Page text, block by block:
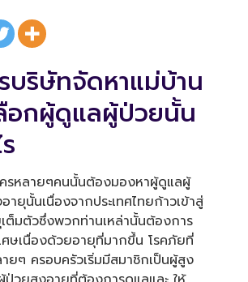
บริษัทจัดหาแม่บ้าน
อกผู้ดูแลผู้ป่วยนั้น
ครหลายๆคนนั้นต้องมองหาผู้ดูแลผู้
ยุนั้นเนื่องจากประเทศไทยก้าวเข้าสู่
ต็มตัวซึ่งพวกท่านเหล่านั้นต้องการ
ศษเนื่องด้วยอายุที่มากขึ้น โรคภัยที่
ยๆ ครอบครัวเริ่มมีสมาชิกเป็นผู้สูง